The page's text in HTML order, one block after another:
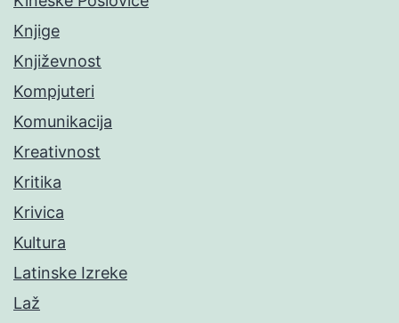
Knjige
Književnost
Kompjuteri
Komunikacija
Kreativnost
Kritika
Krivica
Kultura
Latinske Izreke
Laž